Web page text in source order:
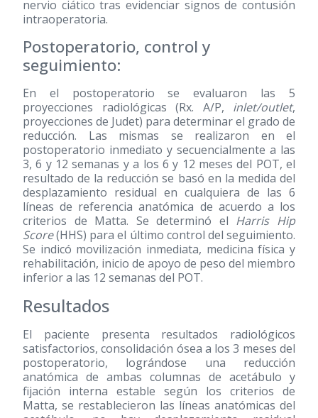
nervio ciático tras evidenciar signos de contusión
intraoperatoria.
Postoperatorio, control y
seguimiento:
En el postoperatorio se evaluaron las 5
proyecciones radiológicas (Rx. A/P, inlet/outlet,
proyecciones de Judet) para determinar el grado de
reducción. Las mismas se realizaron en el
postoperatorio inmediato y secuencialmente a las
3, 6 y 12 semanas y a los 6 y 12 meses del POT, el
resultado de la reducción se basó en la medida del
desplazamiento residual en cualquiera de las 6
líneas de referencia anatómica de acuerdo a los
criterios de Matta. Se determinó el Harris Hip
Score(HHS) para el último control del seguimiento.
Se indicó movilización inmediata, medicina física y
rehabilitación, inicio de apoyo de peso del miembro
inferior a las 12 semanas del POT.
Resultados
El paciente presenta resultados radiológicos
satisfactorios, consolidación ósea a los 3 meses del
postoperatorio, lográndose una reducción
anatómica de ambas columnas de acetábulo y
fijación interna estable según los criterios de
Matta, se restablecieron las líneas anatómicas del